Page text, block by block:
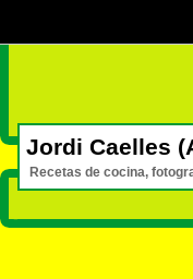
Jordi Caelles
Recetas de cocina,